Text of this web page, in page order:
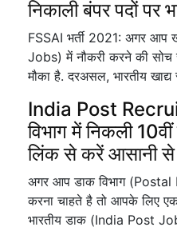
निकाली बंपर पदों पर
FSSAI भर्ती 2021: अगर आप
Jobs) में नौकरी करने की
मौका है. दरअसल, भारतीय
India Post
विभाग में निकली
लिंक से करें आसानी से
अगर आप डाक विभाग
करना चाहते है तो आपके लिए
भारतीय डाक (India Post